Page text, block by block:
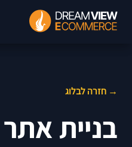
→ חזרה לבלוג
בניית